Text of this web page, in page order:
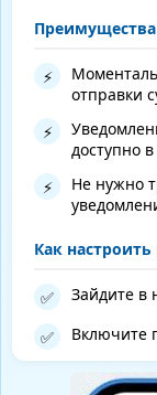
Преимущества
⚡
отправки
⚡
доступно в
⚡
Не нужно
Как
✅ Зайдите в
✅ Включите